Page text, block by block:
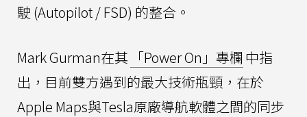
駛 (Autopilot / FSD) 的整合。
Mark Gurman在其 「Power On」專欄 中指
出，目前雙方遇到的最大技術瓶頸，在於
Apple Maps與Tesla原廠導航軟體之間的同步